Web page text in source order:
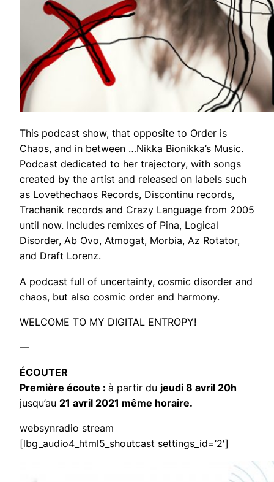
This podcast show, that opposite to Order is
Chaos, and in between …Nikka Bionikka’s Music.
Podcast dedicated to her trajectory, with songs
created by the artist and released on labels such
as Lovethechaos Records, Discontinu records,
Trachanik records and Crazy Language from 2005
until now. Includes remixes of Pina, Logical
Disorder, Ab Ovo, Atmogat, Morbia, Az Rotator,
and Draft Lorenz.
A podcast full of uncertainty, cosmic disorder and
chaos, but also cosmic order and harmony.
WELCOME TO MY DIGITAL ENTROPY!
—
ÉCOUTER
Première écoute : à partir du jeudi 8 avril 20h
jusqu’au 21 avril 2021 même horaire.
websynradio stream
[lbg_audio4_html5_shoutcast settings_id=’2′]